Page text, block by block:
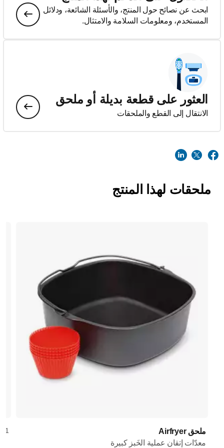
ابحث عن نصائح حول المنتج، والأسئلة الشائعة، ودلائل
المستخدم، ومعلومات السلامة والامتثال.
العثور على قطعة بديلة أو ملحق
الانتقال إلى القطع والملحقات
ملحقات لهذا المنتج
ملحق Airfryer
معدّات إتقان عملية الخَبز كبيرة